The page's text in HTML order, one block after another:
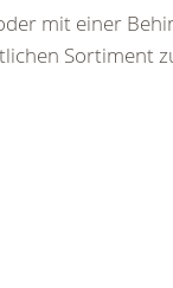
mit einer
Sortiment